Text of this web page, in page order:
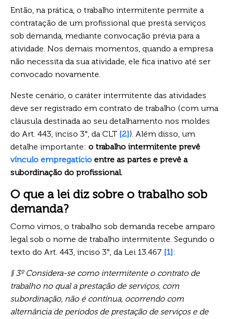
Então, na prática, o trabalho intermitente permite a
contratação de um profissional que presta serviços
sob demanda, mediante convocação prévia para a
atividade. Nos demais momentos, quando a empresa
não necessita da sua atividade, ele fica inativo até ser
convocado novamente.
Neste cenário, o caráter intermitente das atividades
deve ser registrado em contrato de trabalho (com uma
cláusula destinada ao seu detalhamento nos moldes
do Art. 443, inciso 3°, da CLT [2]). Além disso, um
detalhe importante: o trabalho intermitente prevê
vínculo empregatício entre as partes e prevê a
subordinação do profissional.
O que a lei diz sobre o trabalho sob
demanda?
Como vimos, o trabalho sob demanda recebe amparo
legal sob o nome de trabalho intermitente. Segundo o
texto do Art. 443, inciso 3°, da Lei 13.467 [1]:
§ 3º Considera-se como intermitente o contrato de
trabalho no qual a prestação de serviços, com
subordinação, não é contínua, ocorrendo com
alternância de períodos de prestação de serviços e de